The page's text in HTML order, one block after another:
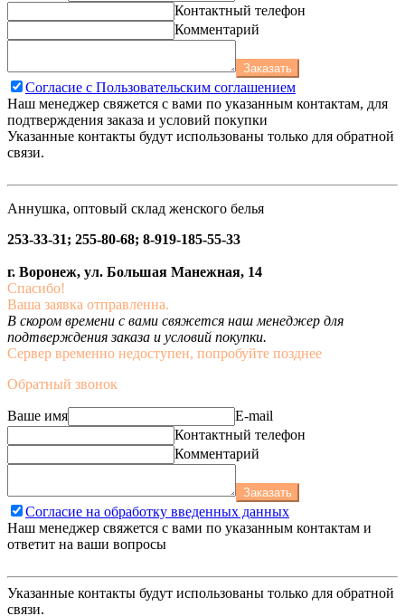
Контактный телефон
Комментарий
Заказать
Согласие с Пользовательским соглашением
Наш менеджер свяжется с вами по указанным контактам, для
подтверждения заказа и условий покупки
Указанные контакты будут использованы только для обратной
связи.
Аннушка, оптовый склад женского белья
253-33-31; 255-80-68; 8-919-185-55-33
г. Воронеж, ул. Большая Манежная, 14
Спасибо!
Ваша заявка отправленна.
В скором времени с вами свяжется наш менеджер для
подтверждения заказа и условий покупки.
Сервер временно недоступен, попробуйте позднее
Обратный звонок
Ваше имя
E-mail
Контактный телефон
Комментарий
Заказать
Согласие на обработку введенных данных
Наш менеджер свяжется с вами по указанным контактам и
ответит на ваши вопросы
Указанные контакты будут использованы только для обратной
связи.